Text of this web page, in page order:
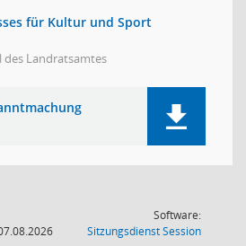
für Kultur und Sport
des Landratsamtes
Software:
SitzungsdienstSession(Wird in